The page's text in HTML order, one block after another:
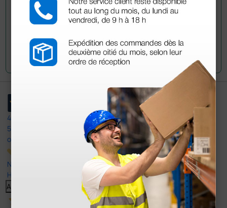
Envía tu pregunta
4,4
597
opiniones
Nuestras reseñas de 4 y 5 estrellas.
Haga clic aquí para leerlos todos >
Anterior